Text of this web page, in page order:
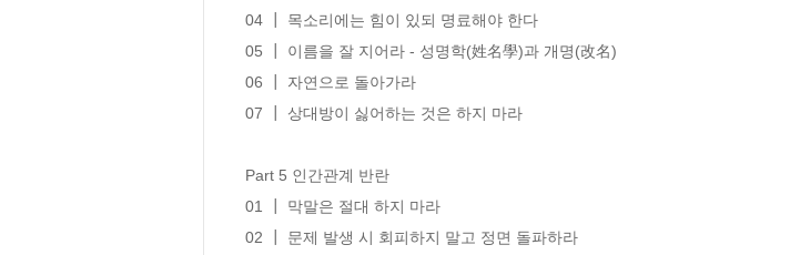
04 ┃ 목소리에는 힘이 있되 명료해야 한다
05 ┃ 이름을 잘 지어라 - 성명학(姓名學)과 개명(改名)
06 ┃ 자연으로 돌아가라
07 ┃ 상대방이 싫어하는 것은 하지 마라
Part 5 인간관계 반란
01 ┃ 막말은 절대 하지 마라
02 ┃ 문제 발생 시 회피하지 말고 정면 돌파하라